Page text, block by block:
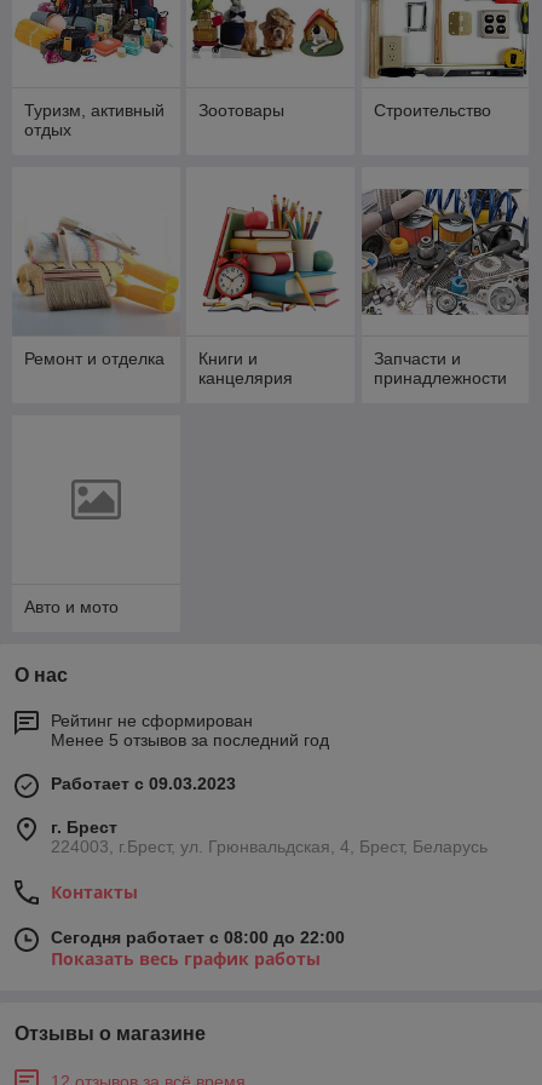
Туризм, активный
отдых
Зоотовары Строительство
Ремонт и отделка
Книги и
канцелярия
Запчасти и
принадлежности
Авто и мото
О нас
Рейтинг не сформирован
Менее 5 отзывов за последний год
Работает с 09.03.2023
г. Брест
224003, г.Брест, ул. Грюнвальдская, 4, Брест, Беларусь
Контакты
Сегодня работает с 08:00 до 22:00
Показать весь график работы
Отзывы о магазине
12 отзывов за всё время